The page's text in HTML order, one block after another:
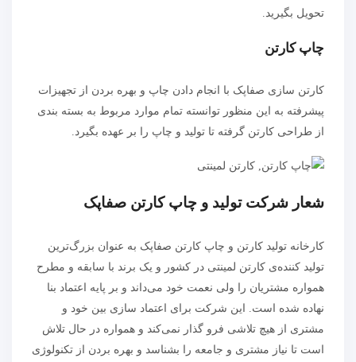
تحویل بگیرید.
چاپ کارتن
کارتن سازی صفاپک با انجام دادن چاپ و بهره بردن از تجهیزات
پیشرفته به این منظور توانسته تمام موارد مربوط به بسته بندی
از طراحی کارتن گرفته تا تولید و چاپ را بر عهده بگیرد.
شعار شرکت تولید و چاپ کارتن صفاپک
کارخانه‌ تولید کارتن و چاپ کارتن صفاپک به عنوان بزرگ‌ترین
تولید کننده‌ی کارتن لمینتی در کشور و یک برند با سابقه و مطرح
همواره مشتریان را ولی نعمت خود می‌داند و بر پایه اعتماد بنا
نهاده شده است. این شرکت برای اعتماد سازی بین خود و
مشتری از هیچ تلاشی فرو گذار نمی‌کند و همواره در حال تلاش
است تا نیاز مشتری و جامعه را بشناسد و بهره بردن از تکنولوژی